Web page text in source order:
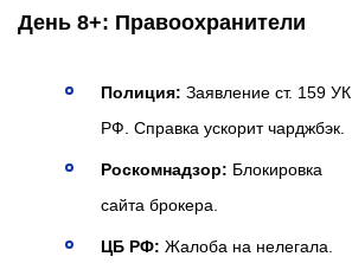
День 8+: Правоохранители
Полиция: Заявление ст. 159 УК
РФ. Справка ускорит чарджбэк.
Роскомнадзор: Блокировка
сайта брокера.
ЦБ РФ: Жалоба на нелегала.